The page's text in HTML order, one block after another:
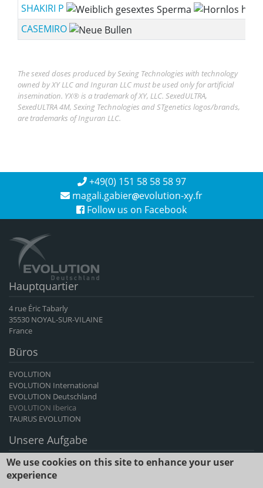
SHAKIRI P
CASEMIRO
The sexed doses produced by Sexing Technologies with technology
owned by XY LLC and Inguran LLC must be used only for artificial
insemination. YX® is a trademark of XY, LLC. SexedULTRA,
SexedULTRA 4M, Sexing Technologies and STgenetics logos/brands,
are trademarks of Inguran LLC.
+49(0) 151 58 58 58 97
magali.gabier evolution-xy.fr
Follow us on Facebook
Hauptquartier
4 rue Éric Tabarly
35530 NOYAL-SUR-VILAINE
France
Büros
EVOLUTION
EVOLUTION International
EVOLUTION Deutschland
EVOLUTION Iberica
TAURUS EVOLUTION
Unsere Aufgabe
EVOLUTION International ist der führende französische Exporteur von
Rinder- und Ziegengenetik und seit mehr als 60 Jahren ein Anbieter
von genetischem Fortschritt.
We use cookies on this site to enhance your user
experience